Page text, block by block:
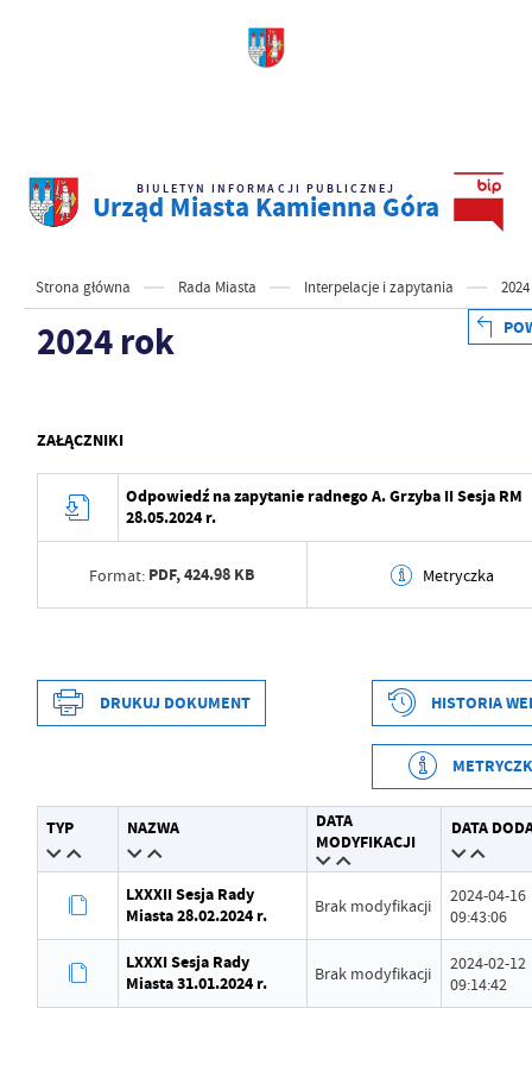
BIULETYN INFORMACJI PUBLICZNEJ
Urząd Miasta Kamienna Góra
Strona główna Rada Miasta Interpelacje i zapytania
2024 rok
ZAŁĄCZNIKI
Odpowiedź na zapytanie radnego A. Grzyba II Sesja RM
28.05.2024 r.
Format: PDF,424.98 KB Metryczka
Wytworzył Malwina Marmuszewska
Data opublikowania 2024-06-14 10:17:54
Malwina Marmuszewska
2024-06-14 08:17:56
Ostatnio zaktualizował Malwina Marmuszewska
2024-01-05 08:50:53
Wytworzył Malwina Marmuszewska
Data opublikowania
Data ostatniej aktualizacji 2024-01-05 08:53:20
DRUKUJ DOKUMENT HISTORIA
TYP NAZWA
DATA
MODYFIKACJI
DATA
LXXXII Sesja Rady
Miasta 28.02.2024 r.
Brak modyfikacji
2024-04-16
09:43:06
LXXXI Sesja Rady
Miasta 31.01.2024 r.
Brak modyfikacji
2024-02-12
09:14:42